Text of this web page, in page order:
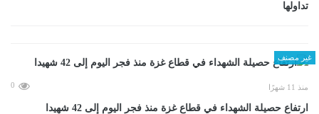
تداولها
غير مصنف
منذ 11 شهرًا 0
ارتفاع حصيلة الشهداء في قطاع غزة منذ فجر اليوم إلى 42 شهيدا